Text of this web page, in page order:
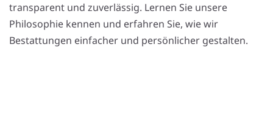
transparent und zuverlässig. Lernen Sie unsere
Philosophie kennen und erfahren Sie, wie wir
Bestattungen einfacher und persönlicher gestalten.